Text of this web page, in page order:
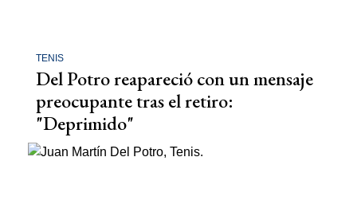
TENIS
Del Potro reapareció con un mensaje
preocupante tras el retiro:
"Deprimido"